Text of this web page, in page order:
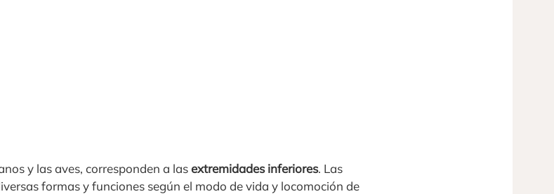
y las aves, corresponden a lasextremidades inferiores. Las
formas y funciones según el modo de vida y locomoción de